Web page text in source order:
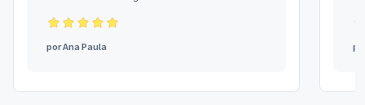
porAna Paula